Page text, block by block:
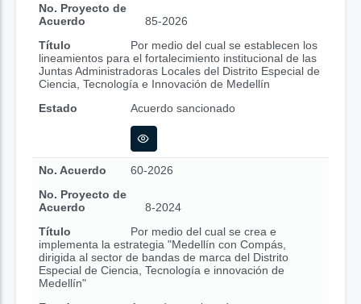
No. Proyecto de
Acuerdo
85-2026
Título
Por medio del cual se establecen los
lineamientos para el fortalecimiento institucional de las
Juntas Administradoras Locales del Distrito Especial de
Ciencia, Tecnología e Innovación de Medellín
Estado
Acuerdo sancionado
No. Acuerdo
60-2026
No. Proyecto de
Acuerdo
8-2024
Título
Por medio del cual se crea e
implementa la estrategia "Medellín con Compás,
dirigida al sector de bandas de marca del Distrito
Especial de Ciencia, Tecnología e innovación de
Medellín"